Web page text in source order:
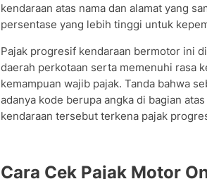
kendaraan atas nama dan alamat yang
persentase yang lebih tinggi untuk
Pajak progresif kendaraan bermotor ini
daerah perkotaan serta memenuhi rasa
kemampuan wajib pajak. Tanda bahwa
adanya kode berupa angka di bagian
kendaraan tersebut terkena pajak
Cara Cek Pajak Motor